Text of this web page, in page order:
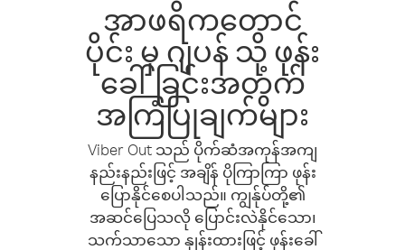
အာဖရိကတောင်
ပိုင်း မှ ဂျပန် သို့ ဖုန်း
ခေါ်ခြင်းအတွက်
အကြံပြုချက်များ
Viber Out သည် ပိုက်ဆံအကုန်အကျ
နည်းနည်းဖြင့် အချိန် ပိုကြာကြာ ဖုန်း
ပြောနိုင်စေပါသည်။ ကျွန်ုပ်တို့၏
အဆင်ပြေသလို ပြောင်းလဲနိုင်သော၊
သက်သာသော နှုန်းထားဖြင့် ဖုန်းခေါ်